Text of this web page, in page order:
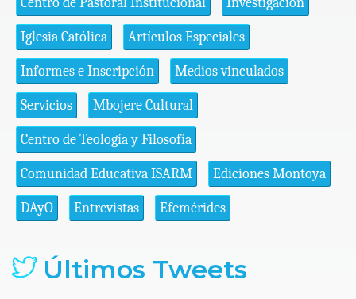
Iglesia Católica Artículos Especiales
Informes e Inscripción Medios vinculados
Servicios Mbojere Cultural
Centro de Teología y Filosofía
Comunidad Educativa ISARM Ediciones Montoya
DAyO Entrevistas Efemérides
Últimos Tweets